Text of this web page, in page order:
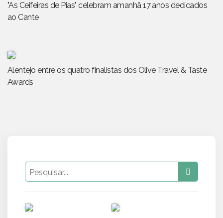
"As Ceifeiras de Pias" celebram amanhã 17 anos dedicados
ao Cante
Alentejo entre os quatro finalistas dos Olive Travel & Taste
Awards